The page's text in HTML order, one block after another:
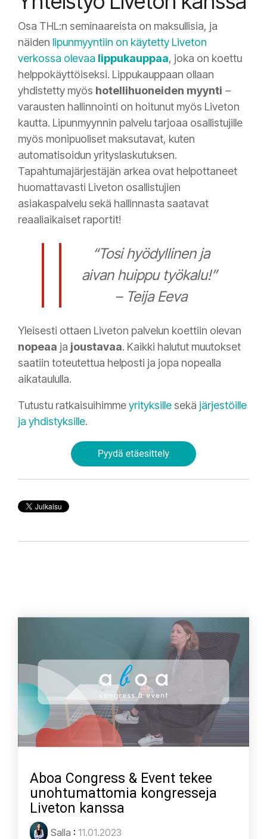
Osa THL:n seminaareista on maksullisia, ja
näiden lipunmyyntiin on käytetty Liveton
verkossa olevaa lippukauppaa, joka on koettu
helppokäyttöiseksi. Lippukauppaan ollaan
yhdistetty myös hotellihuoneiden myynti –
varausten hallinnointi on hoitunut myös Liveton
kautta. Lipunmyynnin palvelu tarjoaa osallistujille
myös monipuoliset maksutavat, kuten
automatisoidun yrityslaskutuksen.
Tapahtumajärjestäjän arkea ovat helpottaneet
huomattavasti Liveton osallistujien
asiakaspalvelu sekä hallinnasta saatavat
reaaliaikaiset raportit!
“Tosi hyödyllinen ja
aivan huippu työkalu!”
– Teija Eeva
Yleisesti ottaen Liveton palvelun koettiin olevan
nopeaa ja joustavaa. Kaikki halutut muutokset
saatiin toteutettua helposti ja jopa nopealla
aikataululla.
Tutustu ratkaisuihimmeyrityksille sekä järjestöille
ja yhdistyksille.
Aboa Congress & Event tekee
unohtumattomia kongresseja
Liveton kanssa
Salla : 11.01.2023